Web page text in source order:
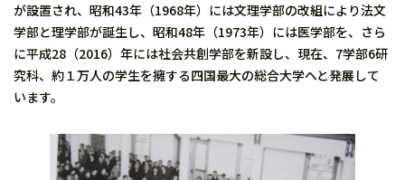
が設置され、昭和43年（1968年）には文理学部の改組により法文
学部と理学部が誕生し、昭和48年（1973年）には医学部を、さら
に平成28（2016）年には社会共創学部を新設し、現在、7学部6研
究科、約１万人の学生を擁する四国最大の総合大学へと発展して
います。